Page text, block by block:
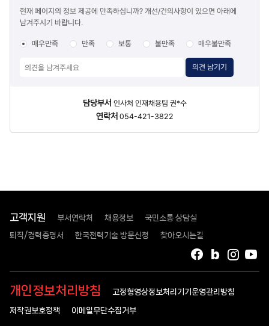
만족도
조사
현재 페이지의 정보 제공에 만족하십니까? 개선/건의사항이 있으면 아래에
남겨주시기 바랍니다.
매우만족 만족 보통 불만족 매우불만족
의견 남기기
담당부서 인사처 인재채용팀 권*수
연락처 054-421-3822
고객지원 부서연락처 채용정보 국민소통 상담실
퇴직/경력증명서 한국전력기술 방문신청 찾아오시는길
인스
블로그
페이스북
개인정보처리방침 고정형영상정보처리기기운영관리방침
저작권보호정책 이메일무단수집거부